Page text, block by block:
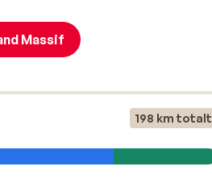
i Europa. I Flaine hittar du
erfarna skidåkare kan
möjligheter för offpist-
14 kilometer lång.
Massif
198 km totalt